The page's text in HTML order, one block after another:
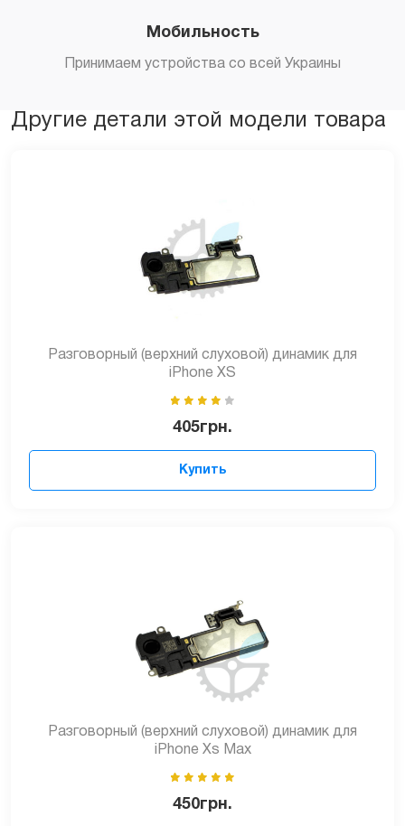
Мобильность
Принимаем устройства со всей Украины
Другие детали этой модели товара
Разговорный (верхний слуховой) динамик для
iPhone XS
405грн.
Купить
Разговорный (верхний слуховой) динамик для
iPhone Xs Max
450грн.